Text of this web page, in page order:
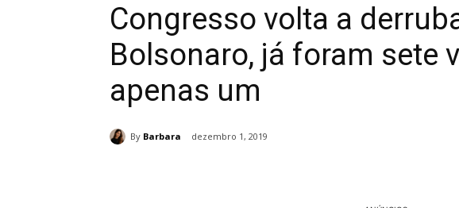
Congresso volta a
Bolsonaro, já foram sete
apenas um
By Barbara dezembro 1, 2019